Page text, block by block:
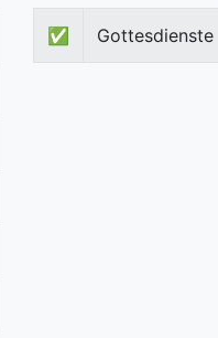
✅ Gottesdienste